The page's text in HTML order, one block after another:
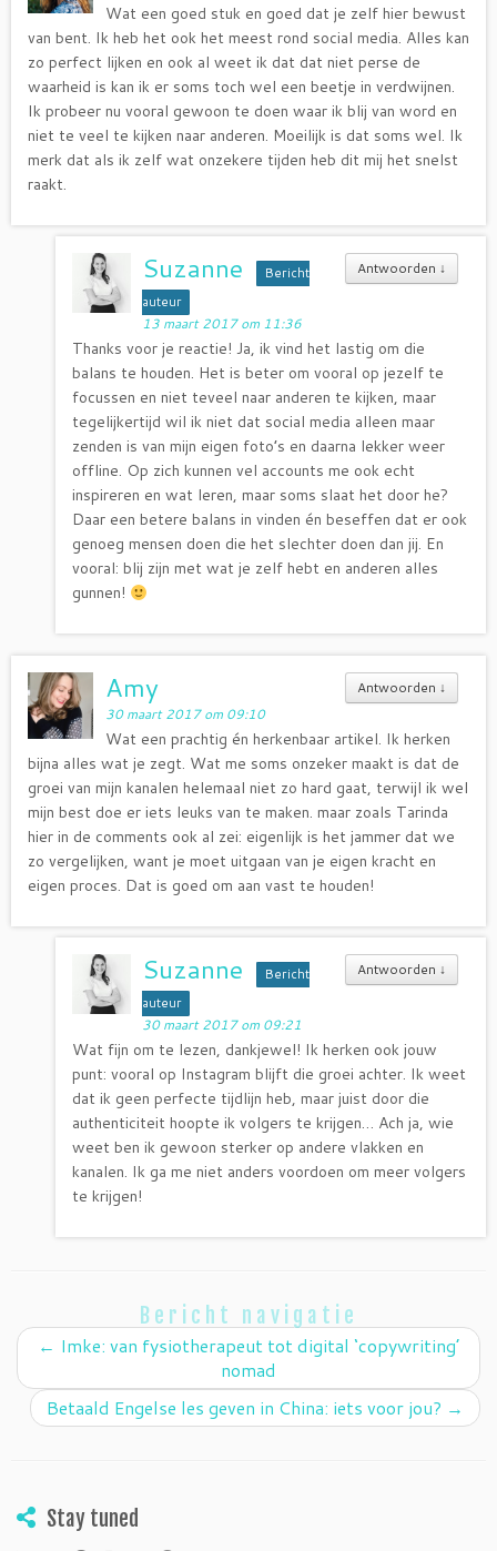
Wat een goed stuk en goed dat je zelf hier bewust
van bent. Ik heb het ook het meest rond social media. Alles kan
zo perfect lijken en ook al weet ik dat dat niet perse de
waarheid is kan ik er soms toch wel een beetje in verdwijnen.
Ik probeer nu vooral gewoon te doen waar ik blij van word en
niet te veel te kijken naar anderen. Moeilijk is dat soms wel. Ik
merk dat als ik zelf wat onzekere tijden heb dit mij het snelst
raakt.
Antwoorden ↓
Suzanne
Bericht
auteur
13 maart 2017 om 11:36
Thanks voor je reactie! Ja, ik vind het lastig om die
balans te houden. Het is beter om vooral op jezelf te
focussen en niet teveel naar anderen te kijken, maar
tegelijkertijd wil ik niet dat social media alleen maar
zenden is van mijn eigen foto’s en daarna lekker weer
offline. Op zich kunnen vel accounts me ook echt
inspireren en wat leren, maar soms slaat het door he?
Daar een betere balans in vinden én beseffen dat er ook
genoeg mensen doen die het slechter doen dan jij. En
vooral: blij zijn met wat je zelf hebt en anderen alles
gunnen!
Antwoorden ↓
Amy
30 maart 2017 om 09:10
Wat een prachtig én herkenbaar artikel. Ik herken
bijna alles wat je zegt. Wat me soms onzeker maakt is dat de
groei van mijn kanalen helemaal niet zo hard gaat, terwijl ik wel
mijn best doe er iets leuks van te maken. maar zoals Tarinda
hier in de comments ook al zei: eigenlijk is het jammer dat we
zo vergelijken, want je moet uitgaan van je eigen kracht en
eigen proces. Dat is goed om aan vast te houden!
Antwoorden ↓
Suzanne
Bericht
auteur
30 maart 2017 om 09:21
Wat fijn om te lezen, dankjewel! Ik herken ook jouw
punt: vooral op Instagram blijft die groei achter. Ik weet
dat ik geen perfecte tijdlijn heb, maar juist door die
authenticiteit hoopte ik volgers te krijgen… Ach ja, wie
weet ben ik gewoon sterker op andere vlakken en
kanalen. Ik ga me niet anders voordoen om meer volgers
te krijgen!
Bericht navigatie
← Imke: van fysiotherapeut tot digital ‘copywriting’
nomad
Betaald Engelse les geven in China: iets voor jou? →
Stay tuned